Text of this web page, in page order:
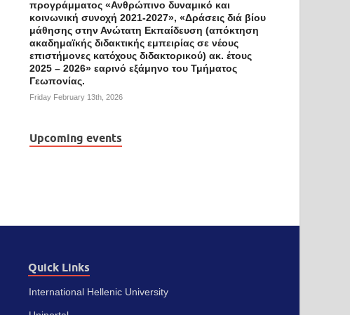
προγράμματος «Ανθρώπινο δυναμικό και
κοινωνική συνοχή 2021-2027», «Δράσεις διά βίου
μάθησης στην Ανώτατη Εκπαίδευση (απόκτηση
ακαδημαϊκής διδακτικής εμπειρίας σε νέους
επιστήμονες κατόχους διδακτορικού) ακ. έτους
2025 – 2026» εαρινό εξάμηνο του Τμήματος
Γεωπονίας.
Friday February 13th, 2026
Upcoming events
Quick Links
International Hellenic University